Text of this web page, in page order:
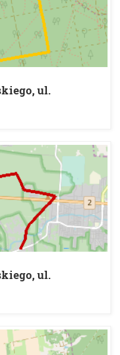
ul.
Las Jana III
ul.
Międzylesie,